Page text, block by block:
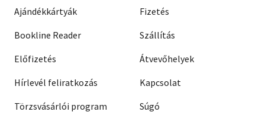
Ajándékkártyák
Bookline Reader
Előfizetés
Hírlevél feliratkozás
Törzsvásárlói program
Fizetés
Szállítás
Átvevőhelyek
Kapcsolat
Súgó